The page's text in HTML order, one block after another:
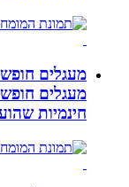
מעגלים חופשיים
מעגלים
חינמיות